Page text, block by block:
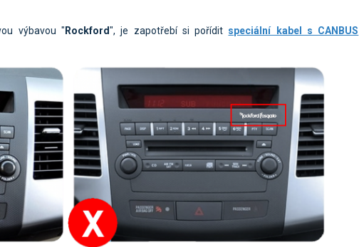
výbavou " Rockford", je zapotřebí si pořídit speciální kabel s CANBUS